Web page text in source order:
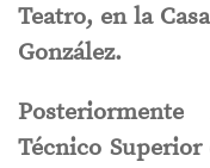
Teatro, en la
González.
Técnico